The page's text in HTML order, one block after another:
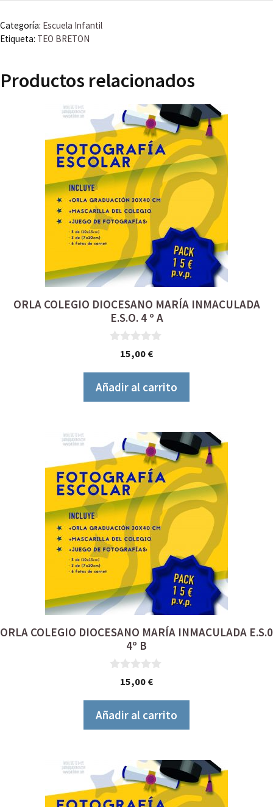
-
TEO
Categoría: Escuela Infantil
Etiqueta: TEO BRETON
Productos relacionados
ORLA COLEGIO DIOCESANO MARÍA INMACULADA
E.S.O. 4 º A
15,00 €
Añadir al carrito
ORLA COLEGIO DIOCESANO MARÍA INMACULADA E.S.0
4º B
15,00 €
Añadir al carrito